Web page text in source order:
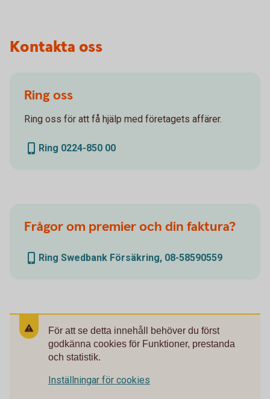
Kontakta oss
Ring oss
Ring oss för att få hjälp med företagets affärer.
Ring 0224-850 00
Frågor om premier och din faktura?
Ring Swedbank Försäkring, 08-58590559
För att se detta innehåll behöver du först
godkänna cookies för Funktioner, prestanda
och statistik.
Inställningar för cookies